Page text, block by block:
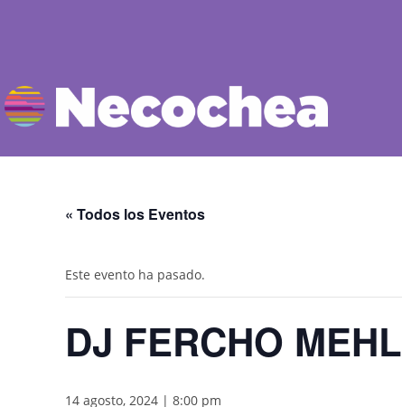
« Todos los Eventos
Este evento ha pasado.
DJ FERCHO MEHL
14 agosto, 2024 | 8:00 pm